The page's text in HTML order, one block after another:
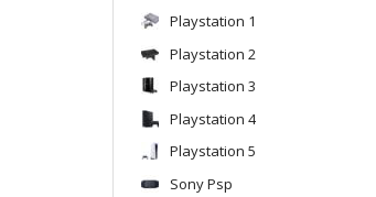
Playstation 1
Playstation 2
Playstation 3
Playstation 4
Playstation 5
Sony Psp